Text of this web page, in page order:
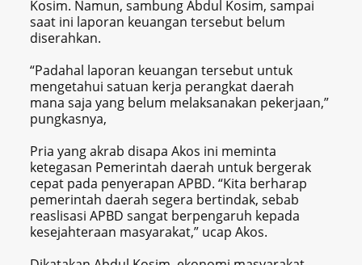
Kosim. Namun, sambung Abdul Kosim, sampai
saat ini laporan keuangan tersebut belum
diserahkan.
“Padahal laporan keuangan tersebut untuk
mengetahui satuan kerja perangkat daerah
mana saja yang belum melaksanakan pekerjaan,”
pungkasnya,
Pria yang akrab disapa Akos ini meminta
ketegasan Pemerintah daerah untuk bergerak
cepat pada penyerapan APBD. “Kita berharap
pemerintah daerah segera bertindak, sebab
reaslisasi APBD sangat berpengaruh kepada
kesejahteraan masyarakat,” ucap Akos.